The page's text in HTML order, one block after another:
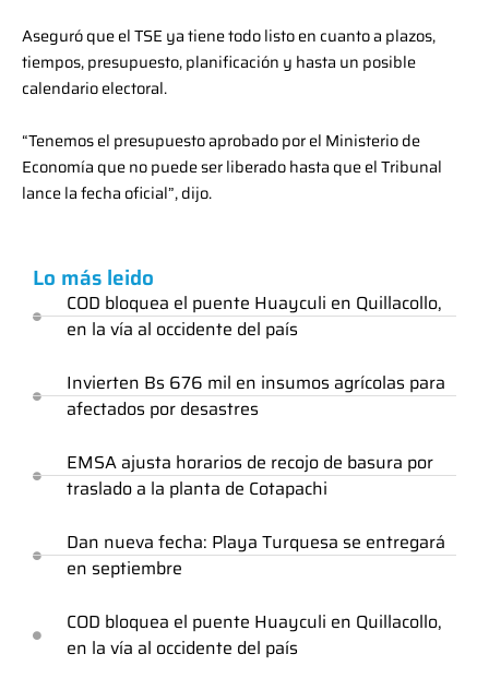
Aseguró que el TSE ya tiene todo listo en cuanto a plazos,
tiempos, presupuesto, planificación y hasta un posible
calendario electoral.
“Tenemos el presupuesto aprobado por el Ministerio de
Economía que no puede ser liberado hasta que el Tribunal
lance la fecha oficial”, dijo.
Lo más leido
COD bloquea el puente Huayculi en Quillacollo,
en la vía al occidente del país
Invierten Bs 676 mil en insumos agrícolas para
afectados por desastres
EMSA ajusta horarios de recojo de basura por
traslado a la planta de Cotapachi
Dan nueva fecha: Playa Turquesa se entregará
en septiembre
COD bloquea el puente Huayculi en Quillacollo,
en la vía al occidente del país